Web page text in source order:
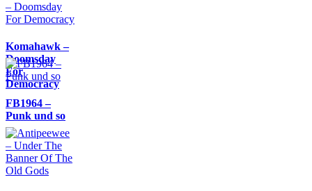
Komahawk –
Doomsday
For
Democracy
FB1964 –
Punk und so